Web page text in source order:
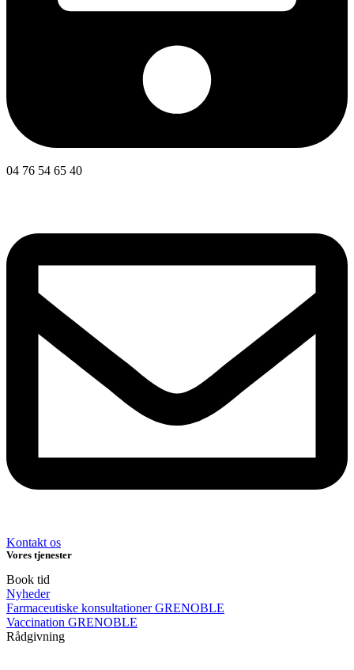
04 76 54 65 40
Kontakt os
Vores tjenester
Book tid
Nyheder
Farmaceutiske konsultationer GRENOBLE
Vaccination GRENOBLE
Rådgivning